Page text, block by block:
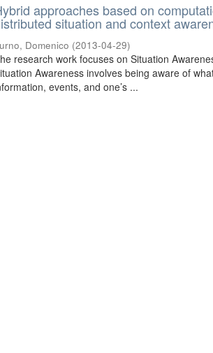
approaches based on
situation and context
Domenico (2013-04-29)
research work focuses on Situation
Awareness involves being aware of
events, and one’s ...